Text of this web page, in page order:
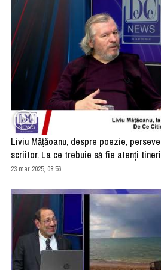
Liviu Mățăoanu, despre poezie,
scriitor. La ce trebuie să fie atenți
23 mar 2025, 08:56